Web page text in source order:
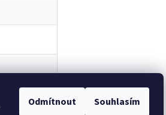
Odmítnout Souhlasím